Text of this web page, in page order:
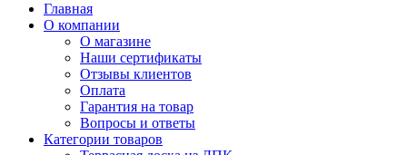
Главная
О компании
О магазине
Наши сертификаты
Отзывы клиентов
Оплата
Гарантия на товар
Вопросы и ответы
Категории товаров